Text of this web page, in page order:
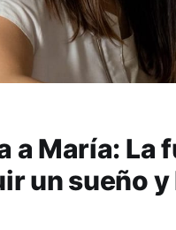
a María: La
un sueño